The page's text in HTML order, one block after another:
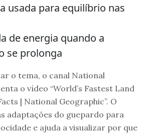
usada para equilíbrio nas
de energia quando a
se prolonga
o tema, o canal National
o vídeo “World’s Fastest Land
| National Geographic”. O
adaptações do guepardo para
e ajuda a visualizar por que